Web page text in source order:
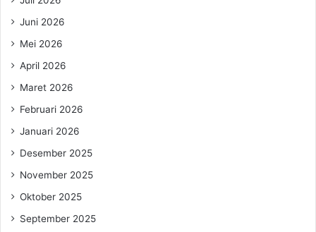
Juni 2026
Mei 2026
April 2026
Maret 2026
Februari 2026
Januari 2026
Desember 2025
November 2025
Oktober 2025
September 2025